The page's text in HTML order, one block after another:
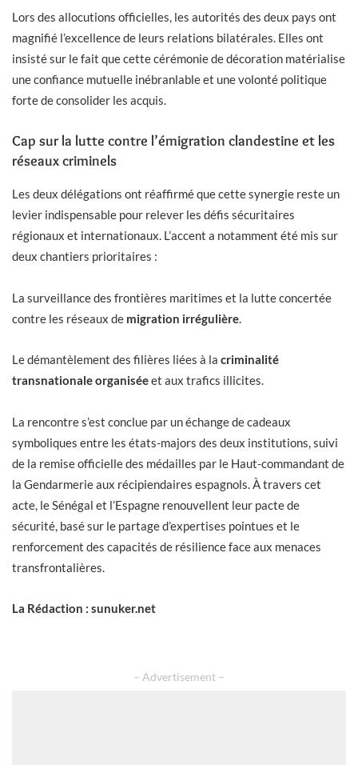
Lors des allocutions officielles, les autorités des deux pays ont
magnifié l’excellence de leurs relations bilatérales. Elles ont
insisté sur le fait que cette cérémonie de décoration matérialise
une confiance mutuelle inébranlable et une volonté politique
forte de consolider les acquis.
Cap sur la lutte contre l’émigration clandestine et les
réseaux criminels
Les deux délégations ont réaffirmé que cette synergie reste un
levier indispensable pour relever les défis sécuritaires
régionaux et internationaux. L’accent a notamment été mis sur
deux chantiers prioritaires :
La surveillance des frontières maritimes et la lutte concertée
contre les réseaux de migration irrégulière
Le démantèlement des filières liées à la criminalité
transnationale organiséeet aux trafics illicites.
La rencontre s’est conclue par un échange de cadeaux
symboliques entre les états-majors des deux institutions, suivi
de la remise officielle des médailles par le Haut-commandant de
la Gendarmerie aux récipiendaires espagnols. À travers cet
acte, le Sénégal et l’Espagne renouvellent leur pacte de
sécurité, basé sur le partage d’expertises pointues et le
renforcement des capacités de résilience face aux menaces
transfrontalières.
La Rédaction : sunuker.net
– Advertisement –